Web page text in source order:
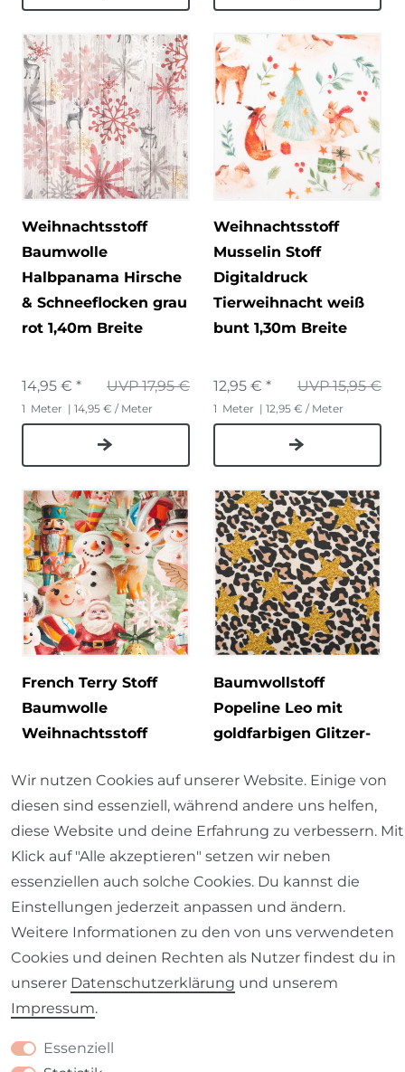
Weihnachtsstoff
Baumwolle
Halbpanama Hirsche
& Schneeflocken grau
rot 1,40m Breite
UVP 17,95 €
14,95 € *
1 Meter | 14,95 € / Meter
Weihnachtsstoff
Musselin Stoff
Digitaldruck
Tierweihnacht weiß
bunt 1,30m Breite
UVP 15,95 €
12,95 € *
1 Meter | 12,95 € / Meter
French Terry Stoff
Baumwolle
Weihnachtsstoff
Digitaldruck bunt
1,50m Breite
UVP 21,95 €
18,95 € *
1 Meter | 18,95 € / Meter
Baumwollstoff
Popeline Leo mit
goldfarbigen Glitzer-
UVP 13,95 €
10,95 € *
1 Meter | 10,95 € / Meter
Wir nutzen Cookies auf unserer Website. Einige von
diesen sind essenziell, während andere uns helfen,
diese Website und deine Erfahrung zu verbessern. Mit
Klick auf "Alle akzeptieren" setzen wir neben
essenziellen auch solche Cookies. Du kannst die
Einstellungen jederzeit anpassen und ändern.
Weitere Informationen zu den von uns verwendeten
Cookies und deinen Rechten als Nutzer findest du in
unserer Daten­schutz­erklärung und unserem
Impressum.
Essenziell